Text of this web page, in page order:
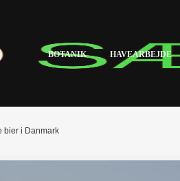
BOTANIK HAVEARBEJDE
bier i Danmark